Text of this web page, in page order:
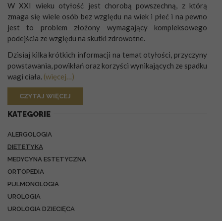
W XXI wieku otyłość jest chorobą powszechną, z którą
zmaga się wiele osób bez względu na wiek i płeć i na pewno
jest to problem złożony wymagający kompleksowego
podejścia ze względu na skutki zdrowotne.
Dzisiaj kilka krótkich informacji na temat otyłości, przyczyny
powstawania, powikłań oraz korzyści wynikających ze spadku
wagi ciała. (więcej…)
CZYTAJ WIĘCEJ
KATEGORIE
ALERGOLOGIA
DIETETYKA
MEDYCYNA ESTETYCZNA
ORTOPEDIA
PULMONOLOGIA
UROLOGIA
UROLOGIA DZIECIĘCA